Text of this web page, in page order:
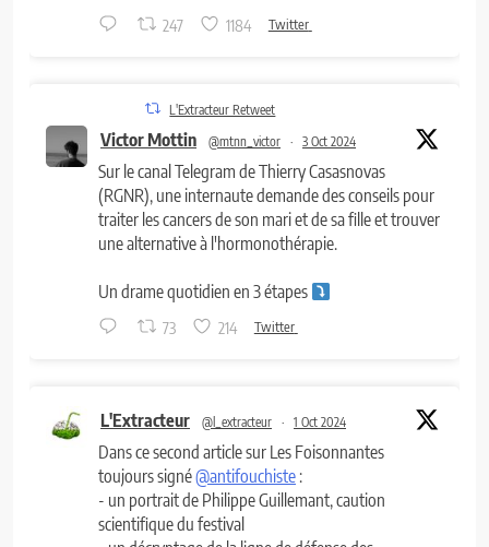
247 1184 Twitter
L'Extracteur Retweet
Victor Mottin @mtnn_victor · 3 Oct 2024
Sur le canal Telegram de Thierry Casasnovas
(RGNR), une internaute demande des conseils pour
traiter les cancers de son mari et de sa fille et trouver
une alternative à l'hormonothérapie.
Un drame quotidien en 3 étapes
73 214 Twitter
L'Extracteur @l_extracteur · 1 Oct 2024
Dans ce second article sur Les Foisonnantes
toujours signé@antifouchiste :
- un portrait de Philippe Guillemant, caution
scientifique du festival